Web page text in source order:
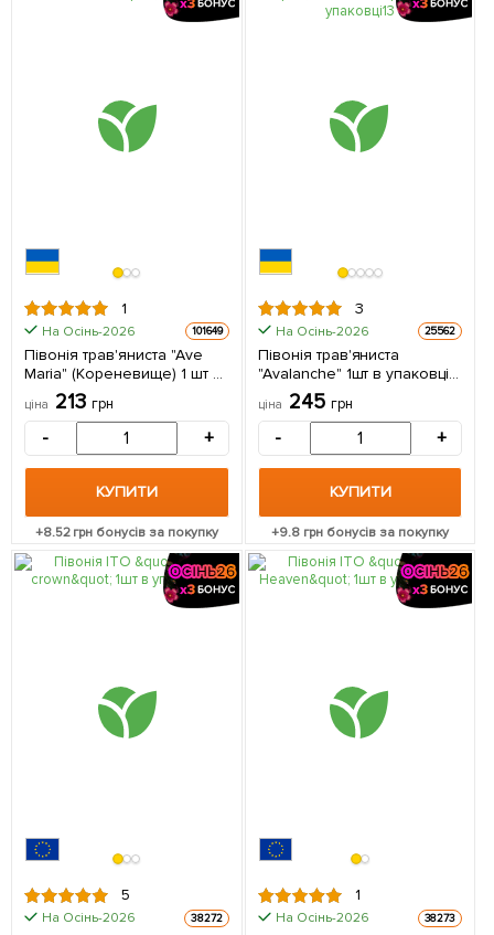
1
На Осінь-2026 101649
Півонія трав'яниста "Ave
Maria" (Кореневище) 1 шт в
упаковці
ціна 213 грн
- +
КУПИТИ
+8.52грн бонусів за покупку
3
На Осінь-2026 25562
Півонія трав'яниста
"Avalanche" 1шт в упаковці
(Кореневище)
ціна 245 грн
- +
КУПИТИ
+9.8 грн бонусів за покупку
5
На Осінь-2026 38272
1
На Осінь-2026 38273